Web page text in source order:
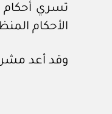
تسري أحكام
الأحكام
وقد أعد